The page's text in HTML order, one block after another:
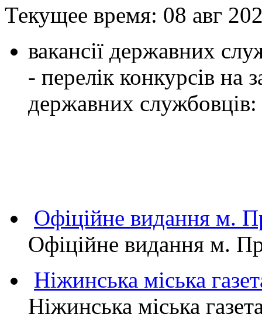
Текущее время: 08 авг
вакансії державних
- перелік конкурсів на
державних службовців:
Офіційне видання
Офіційне видання м.
Ніжинська міська
Ніжинська міська